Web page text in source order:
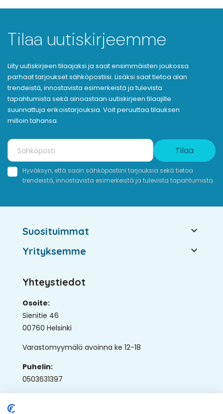
Tilaa uutiskirjeemme
Liity uutiskirjeen tilaajaksi ja saat ensimmäisten joukossa
parhaat tarjoukset sähköpostiisi. Lisäksi saat tietoa alan
trendeistä, innostavista esimerkeistä ja tulevista
tapahtumista sekä ainoastaan uutiskirjeen tilaajille
suunnattuja erikoistarjouksia. Voit peruuttaa tilauksen
milloin tahansa.
Tilaa
Hyväksyn, että saan sähköpostiini tarjouksia sekä tietoa
trendeistä, innostavista esimerkeistä ja tulevista tapahtumista.
Suosituimmat 
Yrityksemme 
Yhteystiedot
Osoite:
Sienitie 46
00760 Helsinki
Varastomyymälä avoinna ke 12-18
Puhelin:
0503631397